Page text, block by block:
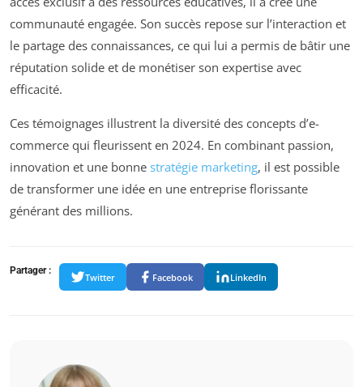
communauté engagée. Son succès repose sur l’interaction et
le partage des connaissances, ce qui lui a permis de bâtir une
réputation solide et de monétiser son expertise avec
efficacité.
Ces témoignages illustrent la diversité des concepts d’e-
commerce qui fleurissent en 2024. En combinant passion,
innovation et une bonne stratégie marketing, il est possible
de transformer une idée en une entreprise florissante
générant des millions.
Partager :
Twitter Facebook LinkedIn